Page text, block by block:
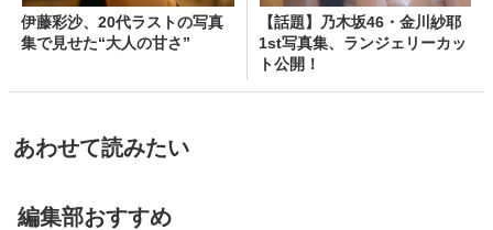
伊藤彩沙、20代ラストの写真
集で見せた“大人の甘さ”
【話題】乃木坂46・金川紗耶
1st写真集、ランジェリーカッ
ト公開！
あわせて読みたい
編集部おすすめ